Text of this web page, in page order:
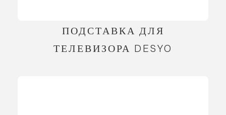
ПОДСТАВКА ДЛЯ
ТЕЛЕВИЗОРА DESYO